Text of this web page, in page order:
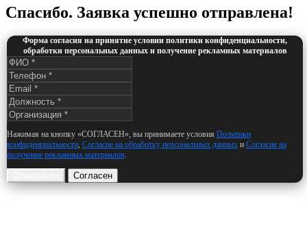
Спасибо. Заявка успешно отправлена!
Форма согласия на принятие условии политики конфиденциальности,
обработки персональных данных и получение рекламных материалов
Нажимая на кнопку «СОГЛАСЕН», вы принимаете условия Политики
конфиденциальности, Согласие на обработку персональных данныхи Согласие на
получение рекламных материалов.
Согласен